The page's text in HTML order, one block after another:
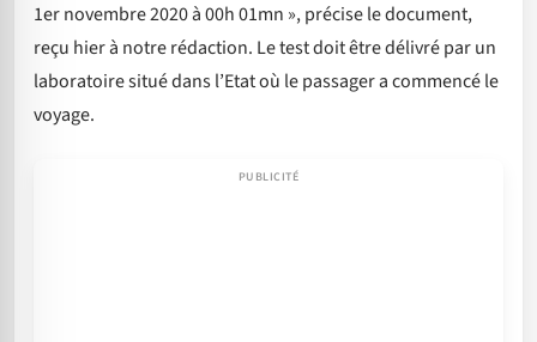
1er novembre 2020 à 00h 01mn », précise le document,
reçu hier à notre rédaction. Le test doit être délivré par un
laboratoire situé dans l’Etat où le passager a commencé le
voyage.